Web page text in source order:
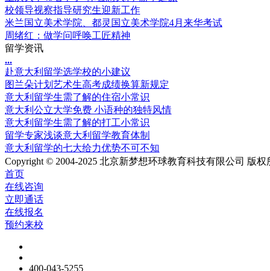
校领导视察指导研究生迎新工作
米兰国立美术学院、都灵国立美术学院4月来华考试
周绪红：做学问呼唤工匠精神
留学资讯
...
赴意大利留学选学校的小建议
图兰朵计划艺术生高考成绩换算新规定
意大利留学生需了解的住宿小常识
意大利公立大学免费 小语种的独特风情
意大利留学生需了解的打工小常识
留学专家浅谈意大利留学教育体制
意大利留学的七大给力优势不可不知
Copyright © 2004-2025 北京新梦想环球教育科技有限公司 版权
首页
在线咨询
立即通话
在线报名
预约来校
400-043-5255